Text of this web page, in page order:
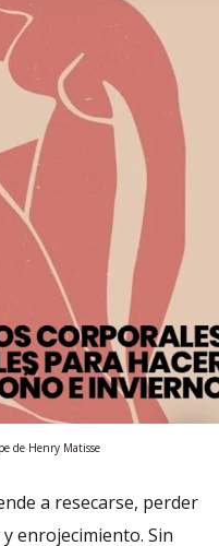
de Henry Matisse
a resecarse, perder
enrojecimiento. Sin